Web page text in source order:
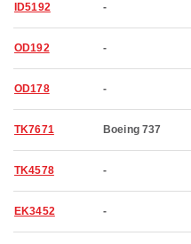
ID5192 -
OD192 -
OD178 -
TK7671 Boeing 737
TK4578 -
EK3452 -